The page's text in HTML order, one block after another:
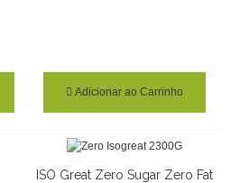
Adicionar ao Carrinho
ISO Great Zero Sugar Zero Fat